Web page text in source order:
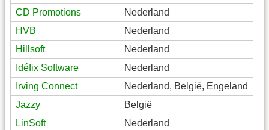
CD Promotions
Nederland
HVB
Nederland
Hillsoft
Nederland
Idéfix Software
Nederland
Irving Connect
Nederland, België, Engeland
Jazzy
België
LinSoft
Nederland